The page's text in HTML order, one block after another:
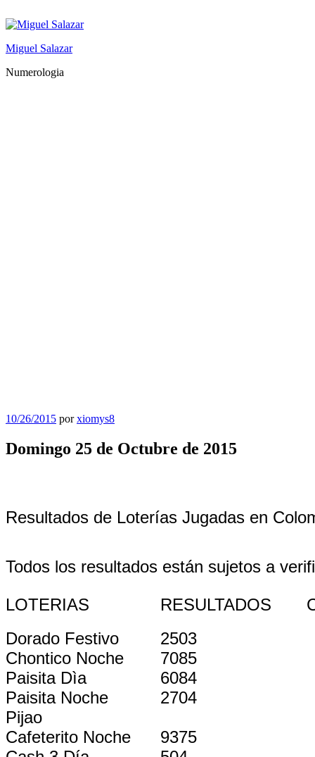
al
Miguel Salazar
Numerologia
Publicado
10/26/2015 porxiomys8
Domingo 25 de Octubre de 2015
Resultados de Loterías Jugadas en
Todos los resultados están sujetos a
LOTERIAS
RESULTADOS
Dorado Festivo
2503
Chontico Noche
7085
Paisita Dìa
6084
Paisita Noche
2704
Pijao
Cafeterito Noche
9375